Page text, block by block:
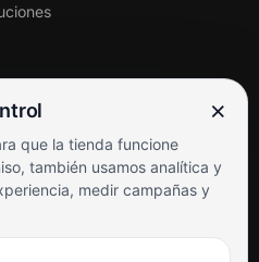
×
que la tienda funcione
también usamos analítica y
medir campañas y